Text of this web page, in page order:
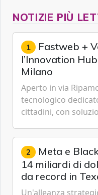
NOTIZIE PIÙ
1 Fastweb +
l’Innovation
Milano
Aperto in via
tecnologico
cittadini, con
Cybersecurity.
2 Meta e
14 miliardi di
da record in
Un'alleanza